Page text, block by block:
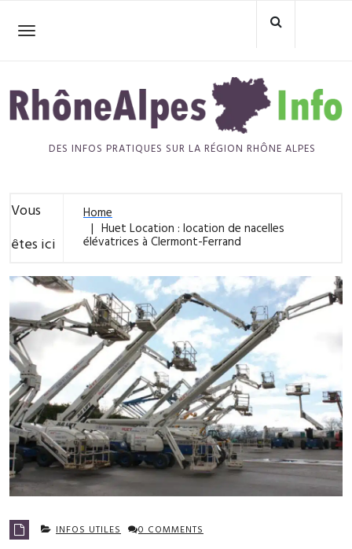
Toggle
DES INFOS PRATIQUES SUR LA RÉGION RHÔNE ALPES
Vous
êtes ici
Home
Huet Location : location de nacelles
élévatrices à Clermont-Ferrand
INFOS UTILES 0 COMMENTS